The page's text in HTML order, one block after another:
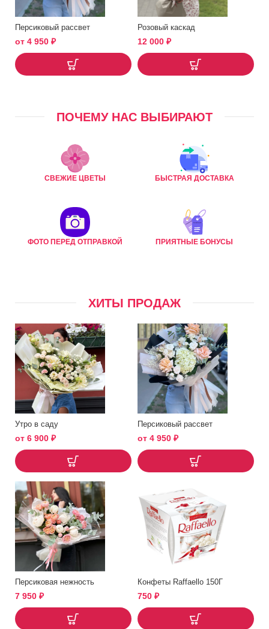
Персиковый рассвет
от 4 950 ₽
Розовый каскад
12 000 ₽
ПОЧЕМУ НАС ВЫБИРАЮТ
СВЕЖИЕ ЦВЕТЫ БЫСТРАЯ ДОСТАВКА
ФОТО ПЕРЕД ОТПРАВКОЙ ПРИЯТНЫЕ БОНУСЫ
ХИТЫ ПРОДАЖ
Утро в саду
от 6 900 ₽
Персиковый рассвет
от 4 950 ₽
Персиковая нежность
7 950 ₽
Конфеты Raffaello 150Г
750 ₽